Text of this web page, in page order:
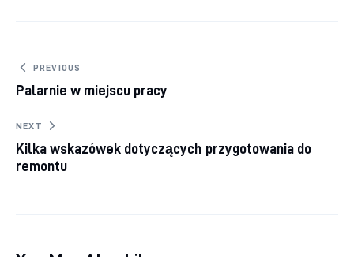
Nawigacja wpisu
PREVIOUS
Palarnie w miejscu pracy
NEXT
Kilka wskazówek dotyczących przygotowania do
remontu